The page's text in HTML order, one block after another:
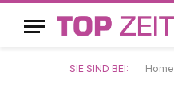
SIE SIND BEI: Home